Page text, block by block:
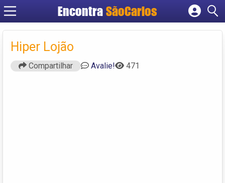
EncontraSãoCarlos
Cadastrar empresa
Hiper Lojão
Compartilhar Avalie! 471